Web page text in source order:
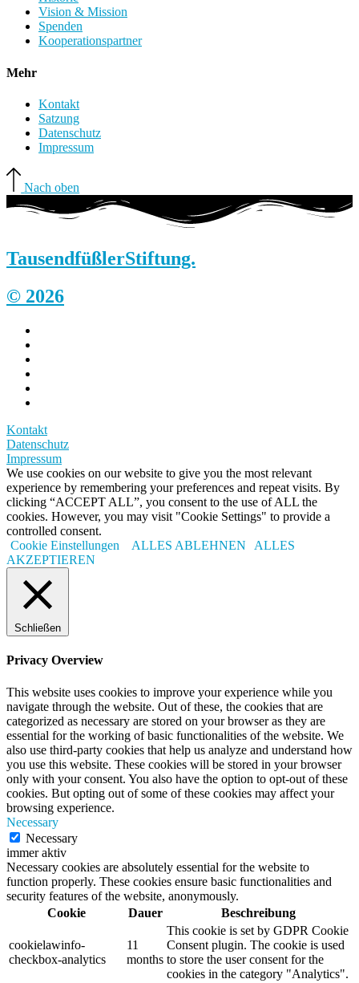
Vision & Mission
Spenden
Kooperationspartner
Mehr
Kontakt
Satzung
Datenschutz
Impressum
Nach oben
TausendfüßlerStiftung.
© 2026
Kontakt
Datenschutz
Impressum
We use cookies on our website to give you the most relevant
experience by remembering your preferences and repeat visits. By
clicking “ACCEPT ALL”, you consent to the use of ALL the
cookies. However, you may visit "Cookie Settings" to provide a
controlled consent.
Cookie Einstellungen
ALLES ABLEHNEN
ALLES
AKZEPTIEREN
Schließen
Privacy Overview
This website uses cookies to improve your experience while you
navigate through the website. Out of these, the cookies that are
categorized as necessary are stored on your browser as they are
essential for the working of basic functionalities of the website. We
also use third-party cookies that help us analyze and understand how
you use this website. These cookies will be stored in your browser
only with your consent. You also have the option to opt-out of these
cookies. But opting out of some of these cookies may affect your
browsing experience.
Necessary
Necessary
immer aktiv
Necessary cookies are absolutely essential for the website to
function properly. These cookies ensure basic functionalities and
security features of the website, anonymously.
Cookie
Dauer Beschreibung
cookielawinfo-
checkbox-analytics
11
months
This cookie is set by GDPR Cookie
Consent plugin. The cookie is used
to store the user consent for the
cookies in the category "Analytics".